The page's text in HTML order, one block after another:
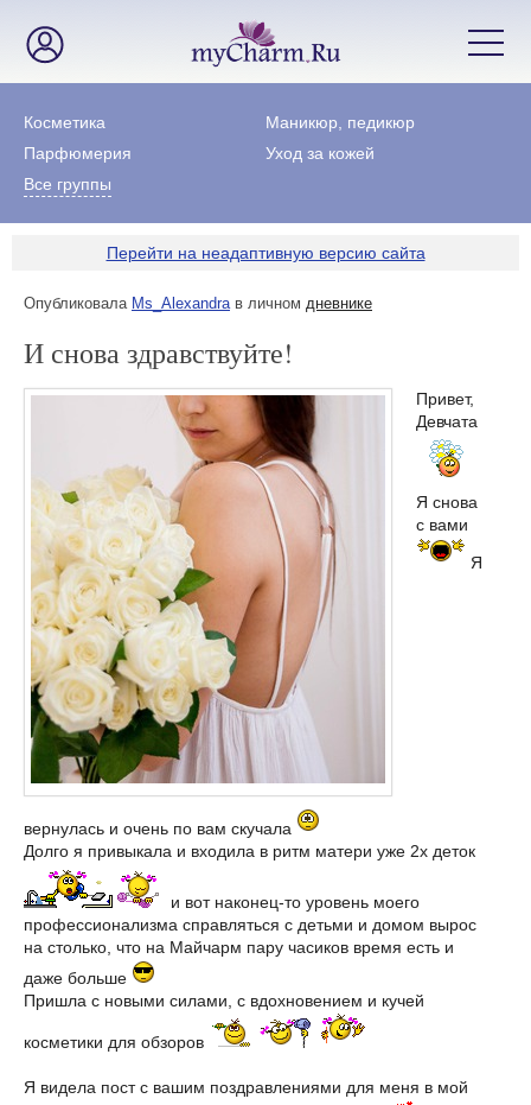
Косметика
Маникюр, педикюр
Парфюмерия
Уход за кожей
Все группы
Перейти на неадаптивную версию сайта
Опубликовала Ms_Alexandraв личном дневнике
И снова здравствуйте!
Привет,
Девчата
Я снова
с вами
Я
вернулась и очень по вам скучала
Долго я привыкала и входила в ритм матери уже 2х деток
и вот наконец-то уровень моего
профессионализма справляться с детьми и домом вырос
на столько, что на Майчарм пару часиков время есть и
даже больше
Пришла с новыми силами, с вдохновением и кучей
косметики для обзоров
Я видела пост с вашим поздравлениями для меня в мой